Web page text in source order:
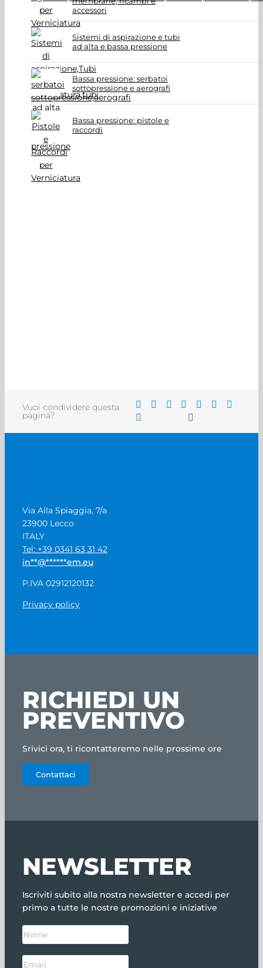
accessori
Sistemi di aspirazione e tubi
ad alta e bassa pressione
Bassa pressione: serbatoi
sottopressione e aerografi
Bassa pressione: pistole e
raccordi
Vuoi condividere questa
pagina?
Via Alla Spiaggia, 7/a
23900 Lecco
ITALY
Tel: +39 0341 63 31 42
in**@******em.eu
P.IVA 02912120132
Privacy policy
RICHIEDI UN
PREVENTIVO
Srivici ora, ti ricontatteremo nelle prossime ore
Contattaci
NEWSLETTER
Iscriviti subito alla nostra newsletter e accedi per
primo a tutte le nostre promozioni e iniziative